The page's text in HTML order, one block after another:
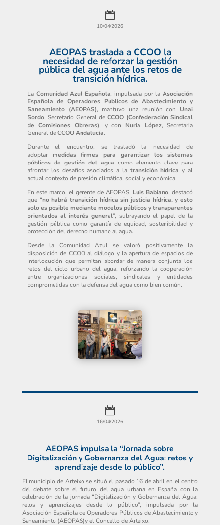

10/04/2026
AEOPAS traslada a CCOO la
necesidad de reforzar la gestión
pública del agua ante los retos de
transición hídrica.
La Comunidad Azul Española, impulsada por laAsociación
Española de Operadores Públicos de Abastecimiento y
Saneamiento (AEOPAS), mantuvo una reunión con Unai
Sordo, Secretario General deCCOO (Confederación Sindical
de Comisiones Obreras), y con Nuria López, Secretaria
General deCCOO Andalucía.
Durante el encuentro, se trasladó la necesidad de
adoptar medidas firmes para garantizar los sistemas
públicos de gestión del agua como elemento clave para
afrontar los desafíos asociados a la transición hídrica y al
actual contexto de presión climática, social y económica.
En este marco, el gerente de AEOPAS, Luis Babiano, destacó
que “no habrá transición hídrica sin justicia hídrica, y esto
solo es posible mediante modelos públicos y transparentes
orientados al interés general”, subrayando el papel de la
gestión pública como garantía de equidad, sostenibilidad y
protección del derecho humano al agua.
Desde la Comunidad Azul se valoró positivamente la
disposición de CCOO al diálogo y la apertura de espacios de
interlocución que permitan abordar de manera conjunta los
retos del ciclo urbano del agua, reforzando la cooperación
entre organizaciones sociales, sindicales y entidades
comprometidas con la defensa del agua como bien común.

16/04/2026
AEOPAS impulsa la “Jornada sobre
Digitalización y Gobernanza del Agua: retos y
aprendizaje desde lo público”.
El municipio de Arteixo se situó el pasado 16 de abril en el centro
del debate sobre el futuro del agua urbana en España con la
celebración de la jornada “Digitalización y Gobernanza del Agua:
retos y aprendizajes desde lo público”, impulsada por la
Asociación Española de Operadores Públicos de Abastecimiento y
Saneamiento (AEOPAS)y el Concello de Arteixo.